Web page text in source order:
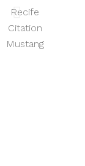
Citation
Mustang